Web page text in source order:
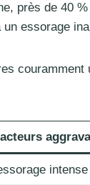
près de 40
essorage
couramment
intense